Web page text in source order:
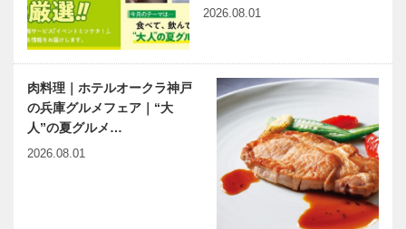
2026.08.01
肉料理｜ホテルオークラ神戸
の兵庫グルメフェア｜“大
人”の夏グルメ…
2026.08.01